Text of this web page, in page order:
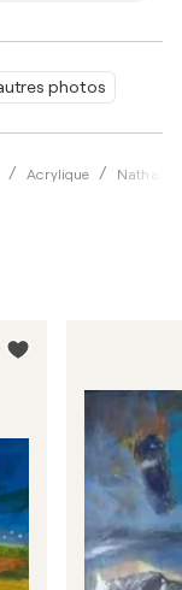
photos
Acrylique Nathalie